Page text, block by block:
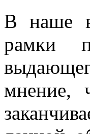
В наше
рамки
мнение,